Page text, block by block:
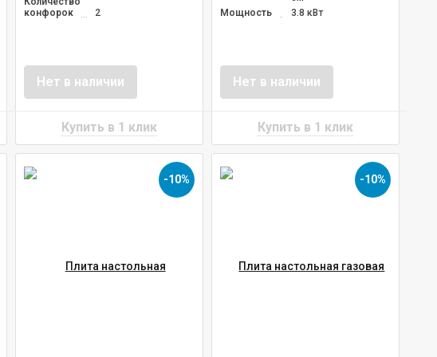
конфорок
2
Нет в наличии
Мощность
3.8 кВт
Нет в наличии
-10% -10%